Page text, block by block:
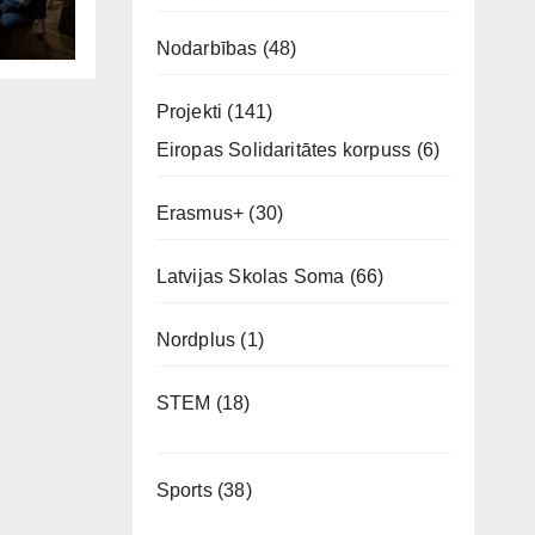
Nodarbības (48)
Projekti (141)
Eiropas Solidaritātes korpuss (6)
Erasmus+ (30)
Latvijas Skolas Soma (66)
Nordplus (1)
STEM (18)
Sports(38)